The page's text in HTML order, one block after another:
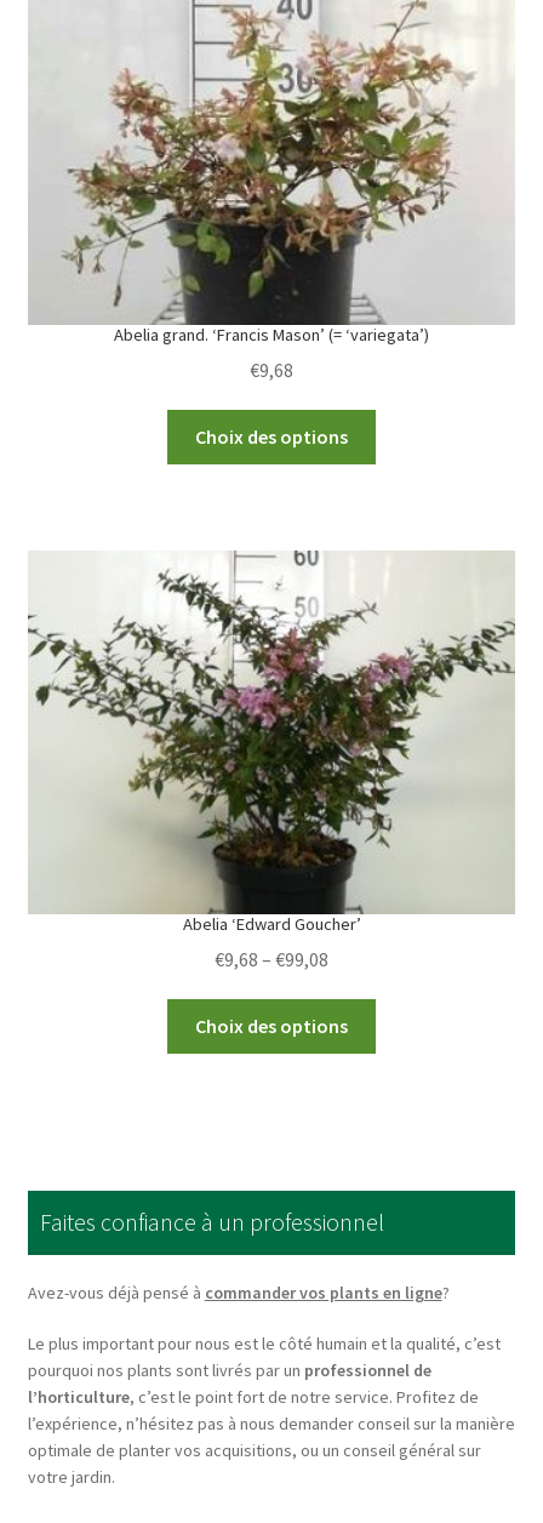
options
may
be
chosen
on
the
product
page
Abelia grand. ‘Francis Mason’ (= ‘variegata’)
€9,68
Choix des options
options
be
chosen
on
the
product
page
Abelia ‘Edward Goucher’
€9,68 – €99,08
€9,68
through
Choix des options
options
may
be
chosen
the
product
page
Faites confiance à un professionnel
Avez-vous déjà pensé à commander vos plants en ligne?
Le plus important pour nous est le côté humain et la qualité, c’est
pourquoi nos plants sont livrés par un professionnel de
l’horticulture, c’est le point fort de notre service. Profitez de
l’expérience, n’hésitez pas à nous demander conseil sur la manière
optimale de planter vos acquisitions, ou un conseil général sur
votre jardin.